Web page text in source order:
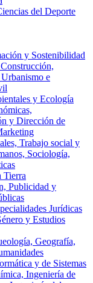
del Deporte
y Sostenibilidad
e
y Ecología
y Dirección de
Trabajo social y
Sociología,
Tierra
Publicidad y
Jurídicas
y Estudios
Geografía,
y de Sistemas
Ingeniería de